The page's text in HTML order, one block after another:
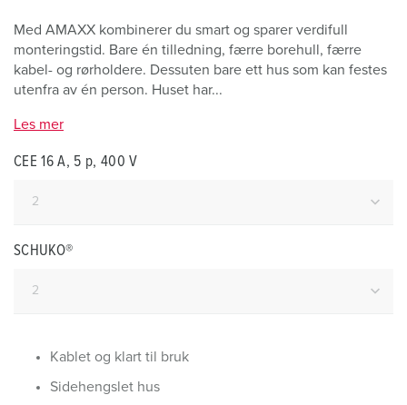
Med AMAXX kombinerer du smart og sparer verdifull
monteringstid. Bare én tilledning, færre borehull, færre
kabel- og rørholdere. Dessuten bare ett hus som kan festes
utenfra av én person. Huset har...
Les mer
CEE 16 A, 5 p, 400 V
SCHUKO®
Kablet og klart til bruk
Sidehengslet hus